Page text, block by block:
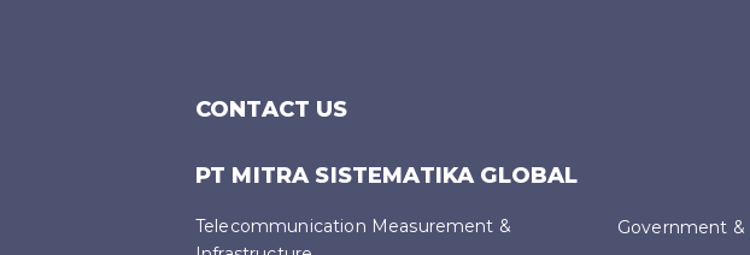
CONTACT US
PT MITRA SISTEMATIKA GLOBAL
Telecommunication Measurement &
Government